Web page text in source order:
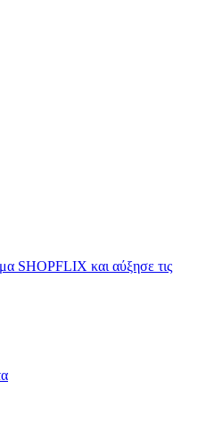
SHOPFLIX και αύξησε τις